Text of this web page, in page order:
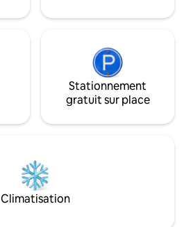
Stationnement
gratuit sur place
Climatisation